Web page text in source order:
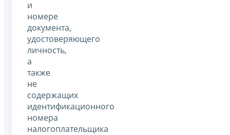
и
номере
документа,
удостоверяющего
личность,
а
также
не
содержащих
идентификационного
номера
налогоплательщика